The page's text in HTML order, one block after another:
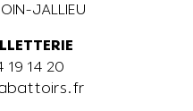
JALLIEU
19 14 20